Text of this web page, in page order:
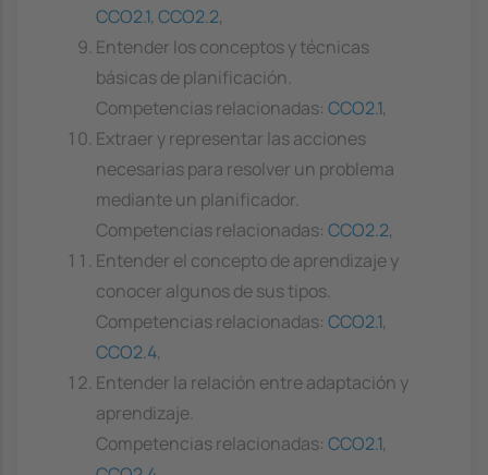
CCO2.1, CCO2.2,
Entender los conceptos y técnicas
básicas de planificación.
Competencias relacionadas: CCO2.1,
Extraer y representar las acciones
necesarias para resolver un problema
mediante un planificador.
Competencias relacionadas: CCO2.2,
Entender el concepto de aprendizaje y
conocer algunos de sus tipos.
Competencias relacionadas: CCO2.1,
CCO2.4,
Entender la relación entre adaptación y
aprendizaje.
Competencias relacionadas: CCO2.1,